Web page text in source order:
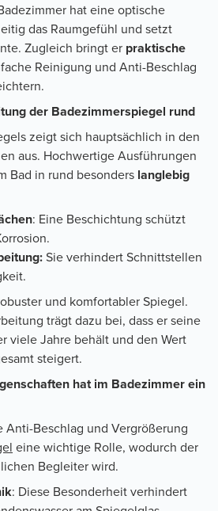
hat eine optische
das Raumgefühl und setzt
Zugleich bringt er praktische
Reinigung und Anti-Beschlag
der Badezimmerspiegel rund
zeigt sich hauptsächlich in den
aus. Hochwertige Ausführungen
Bad in rund besonders langlebig
: Eine Beschichtung schützt
Sie verhindert Schnittstellen
und komfortabler Spiegel.
trägt dazu bei, dass er seine
viele Jahre behält und den Wert
steigert.
hat im Badezimmer ein
Anti-Beschlag und Vergrößerung
eine wichtige Rolle, wodurch der
Begleiter wird.
: Diese Besonderheit verhindert